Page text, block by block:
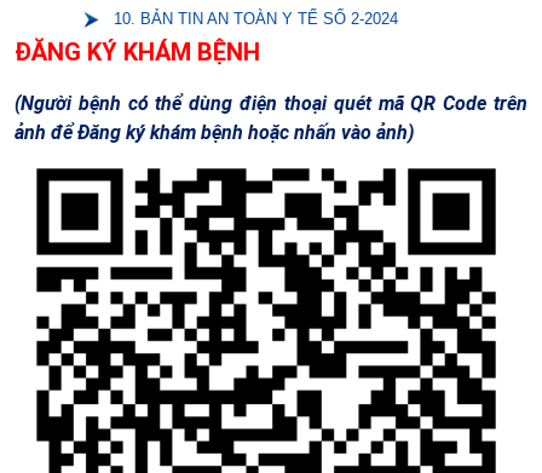
10. BẢN TIN AN TOÀN Y TẾ SỐ 2-2024
ĐĂNG KÝ KHÁM BỆNH
(Người bệnh có thể dùng điện thoại quét mã QR Code trên
ảnh để Đăng ký khám bệnh hoặc nhấn vào ảnh)